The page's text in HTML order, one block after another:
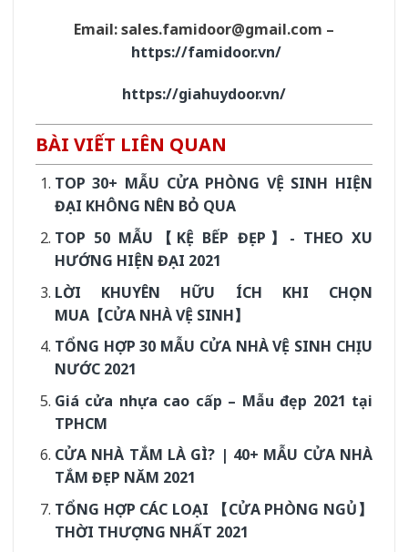
Email:sales.famidoor@gmail.com –
https://famidoor.vn/
https://giahuydoor.vn/
BÀI VIẾT LIÊN QUAN
TOP 30+ MẪU CỬA PHÒNG VỆ SINH HIỆN
ĐẠI KHÔNG NÊN BỎ QUA
TOP 50 MẪU【KỆ BẾP ĐẸP】- THEO XU
HƯỚNG HIỆN ĐẠI 2021
LỜI KHUYÊN HỮU ÍCH KHI CHỌN
MUA【CỬA NHÀ VỆ SINH】
TỔNG HỢP 30 MẪU CỬA NHÀ VỆ SINH CHỊU
NƯỚC 2021
Giá cửa nhựa cao cấp – Mẫu đẹp 2021 tại
TPHCM
CỬA NHÀ TẮM LÀ GÌ? | 40+ MẪU CỬA NHÀ
TẮM ĐẸP NĂM 2021
TỔNG HỢP CÁC LOẠI 【CỬA PHÒNG NGỦ】
THỜI THƯỢNG NHẤT 2021